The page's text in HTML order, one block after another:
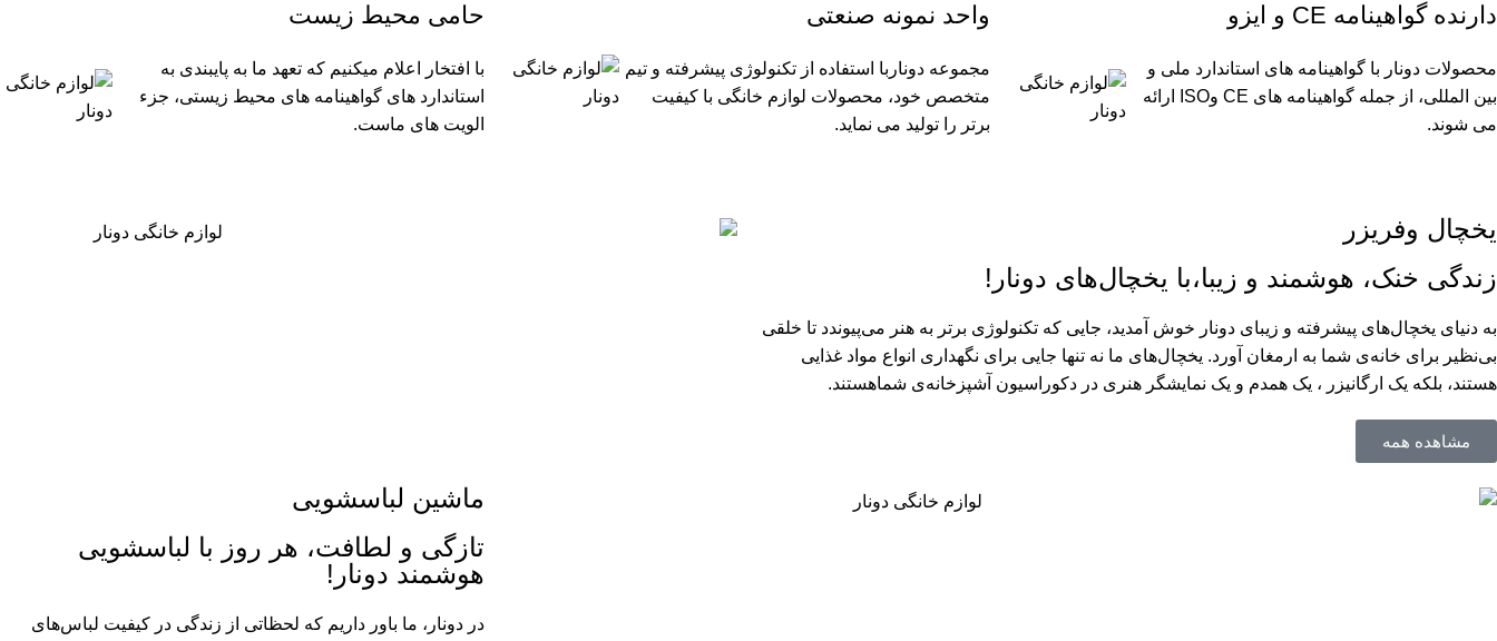
دارنده گواهینامه CE و ایزو
محصولات دونار با گواهینامه های استاندارد ملی و
بین المللی، از جمله گواهینامه های CE وISO ارائه
می شوند.
واحد نمونه صنعتی
مجموعه دوناربا استفاده از تکنولوژی پیشرفته و تیم
متخصص خود، محصولات لوازم خانگی با کیفیت
برتر را تولید می نماید.
حامی محیط زیست
با افتخار اعلام میکنیم که تعهد ما به پایبندی به
استاندارد های گواهینامه های محیط زیستی، جزء
الویت های ماست.
یخچال وفریزر
زندگی خنک، هوشمند و زیبا،با یخچال‌های دونار!
به دنیای یخچال‌های پیشرفته و زیبای دونار خوش آمدید، جایی که تکنولوژی برتر به هنر می‌پیوندد تا خلقی
بی‌نظیر برای خانه‌ی شما به ارمغان آورد. یخچال‌های ما نه تنها جایی برای نگهداری انواع مواد غذایی‌
هستند، بلکه یک ارگانیزر ، یک همدم و یک نمایشگر هنری در دکوراسیون آشپزخانه‌ی شماهستند.
مشاهده همه
ماشین لباسشویی
تازگی و لطافت، هر روز با لباسشویی
هوشمند دونار!
در دونار، ما باور داریم که لحظاتی از زندگی در کیفیت لباس‌های